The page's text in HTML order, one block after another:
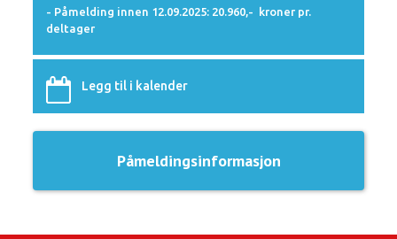
- Påmelding innen 12.09.2025: 20.960,- kroner pr.
deltager
Legg til i kalender
Påmeldingsinformasjon